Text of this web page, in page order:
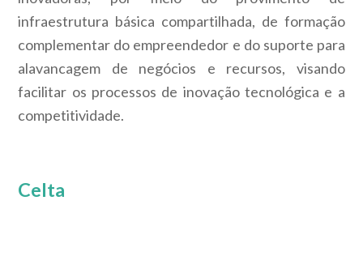
infraestrutura básica compartilhada, de formação
complementar do empreendedor e do suporte para
alavancagem de negócios e recursos, visando
facilitar os processos de inovação tecnológica e a
competitividade.
Celta